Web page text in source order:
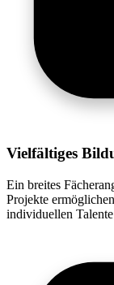
Vielfältiges
Ein breites
Projekte
individuellen